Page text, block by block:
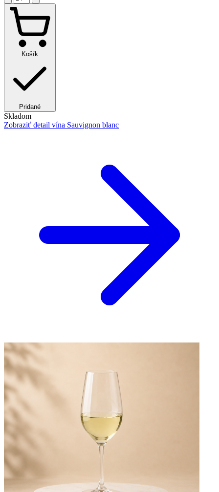
Košík
Pridané
Skladom
Zobraziť detail vína Sauvignon blanc